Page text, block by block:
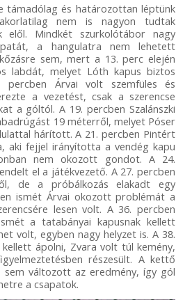
támadólag és határozottan léptünk
nem is nagyon tudtak
elől. Mindkét szurkolótábor nagy
a hangulatra nem lehetett
sem, mert a 13. perc elején
labdát, melyet Lóth kapus biztos
percben Árvai volt szemfüles és
a vezetést, csak a szerencse
a góltól. A 19. percben Szalánszki
19 méterről, melyet Póser
hárított. A 21. percben Pintért
aki fejjel irányította a vendég kapu
nem okozott gondot. A 24.
el a játékvezető. A 27. percben
de a próbálkozás elakadt egy
ismét Árvai okozott problémát a
lesen volt. A 36. percben
a tatabányai kapusnak kellett
volt, egyben nagy helyzet is. A 38.
ápolni, Zvara volt túl kemény,
részesült. A kettő
sem változott az eredmény, így gól
a csapatok.